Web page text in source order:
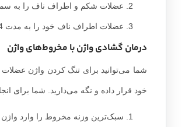
عضلات شکم و اطراف ناف را به سمت
عضلات اطراف ناف خود را به مدت 4 ثانیه سفت کرده و سپس رها کنید.
درمان گشادی واژن با مخروط‌های واژن
شما می‌توانید برای تنگ کردن واژن
خود قرار داده و نگه می‌دارید. شما برای
سبک‌ترین وزنه مخروط را وارد واژن